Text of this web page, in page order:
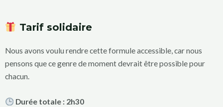
Tarif solidaire
Nous avons voulu rendre cette formule accessible, car nous
pensons que ce genre de moment devrait être possible pour
chacun.
Durée totale : 2h30